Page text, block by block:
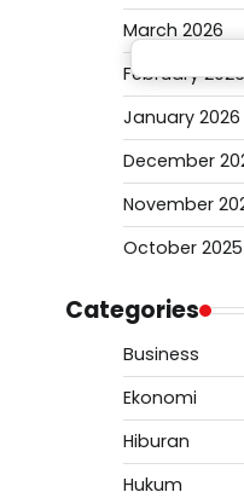
March 2026
February 2026
January 2026
December
November
October 2025
Categories
Business
Ekonomi
Hiburan
Hukum